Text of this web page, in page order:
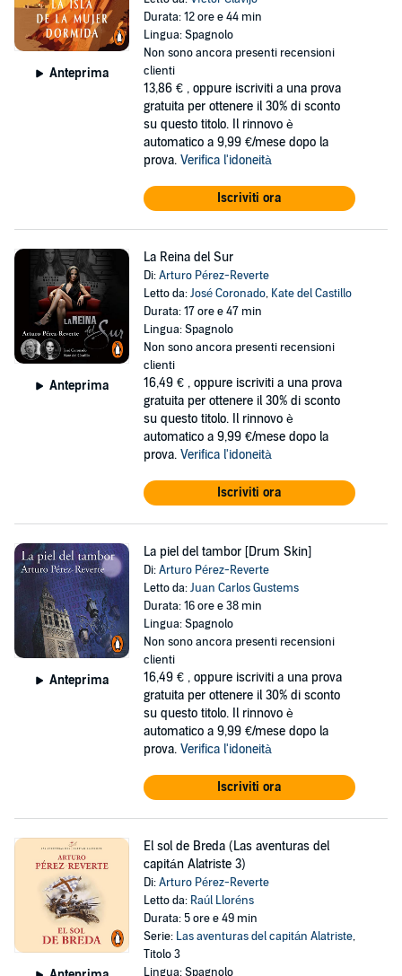
Anteprima
Durata: 12 ore e 44 min
Lingua: Spagnolo
Non sono ancora presenti recensioni
clienti
13,86 € , oppure iscriviti a una prova
gratuita per ottenere il 30% di sconto
su questo titolo. Il rinnovo è
automatico a 9,99 €/mese dopo la
prova. Verifica l'idoneità
Iscriviti ora
Anteprima
La Reina del Sur
Di:Arturo Pérez-Reverte
Letto da:José Coronado, Kate del Castillo
Durata: 17 ore e 47 min
Lingua: Spagnolo
Non sono ancora presenti recensioni
clienti
16,49 € , oppure iscriviti a una prova
gratuita per ottenere il 30% di sconto
su questo titolo. Il rinnovo è
automatico a 9,99 €/mese dopo la
prova. Verifica l'idoneità
Iscriviti ora
Anteprima
La piel del tambor [Drum Skin]
Di:Arturo Pérez-Reverte
Letto da:Juan Carlos Gustems
Durata: 16 ore e 38 min
Lingua: Spagnolo
Non sono ancora presenti recensioni
clienti
16,49 € , oppure iscriviti a una prova
gratuita per ottenere il 30% di sconto
su questo titolo. Il rinnovo è
automatico a 9,99 €/mese dopo la
prova. Verifica l'idoneità
Iscriviti ora
El sol de Breda (Las aventuras del
capitán Alatriste 3)
Di:Arturo Pérez-Reverte
Letto da: Raúl Lloréns
Durata: 5 ore e 49 min
Serie: Las aventuras del capitán Alatriste,
Titolo 3
Lingua: Spagnolo